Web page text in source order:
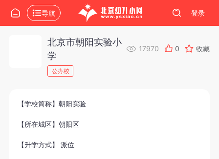
导航 登录
北京市朝阳实验小
学
17970 0 收藏
公办校
【学校简称】朝阳实验
【所在城区】朝阳区
【升学方式】 派位